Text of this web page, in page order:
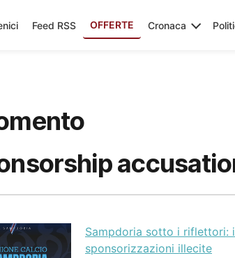
Feed RSS OFFERTE Cronaca
Sampdoria sotto i riflettori:
sponsorizzazioni illecite